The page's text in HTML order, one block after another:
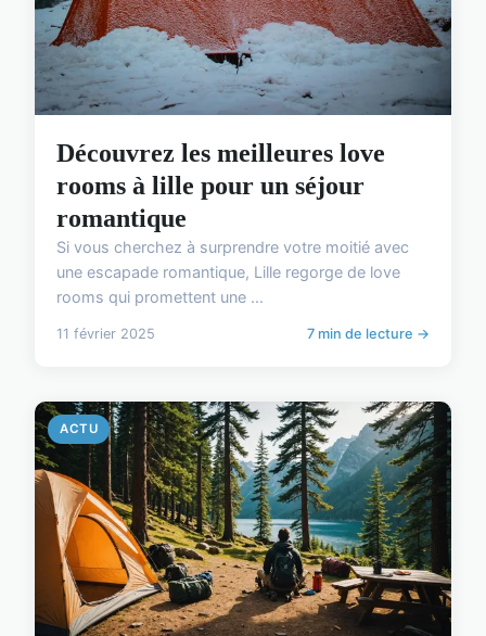
Découvrez les meilleures love
rooms à lille pour un séjour
romantique
Si vous cherchez à surprendre votre moitié avec
une escapade romantique, Lille regorge de love
rooms qui promettent une ...
11 février 2025 7 min de lecture →
ACTU